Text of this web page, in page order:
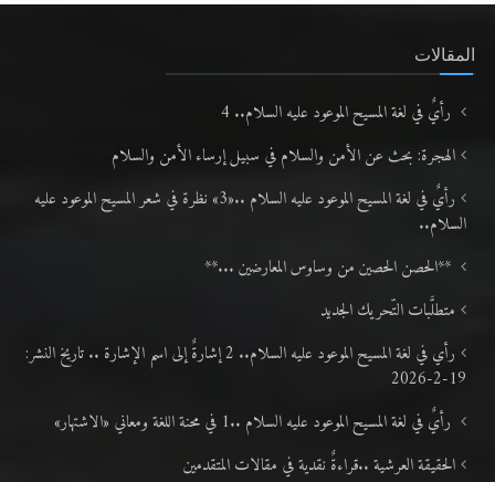
المقالات
رأيٌ في لغة المسيح الموعود عليه السلام.. 4
الهجرة: بحث عن الأمن والسلام في سبيل إرساء الأمن والسلام
رأيٌ في لغة المسيح الموعود عليه السلام ..«3» نظرة في شعر المسيح الموعود عليه
السلام..
**الحصن الحصين من وساوس المعارضين ...**
متطلَّبات التّحريك الجديد
رأي في لغة المسيح الموعود عليه السلام.. 2 إشارةٌ إلى اسم الإشارة .. تاريخ النشر:
19-2-2026
رأيٌ في لغة المسيح الموعود عليه السلام ..1 في محنة اللغة ومعاني «الاشتهار»
الحقيقة العرشية ..قراءةٌ نقدية في مقالات المتقدمين